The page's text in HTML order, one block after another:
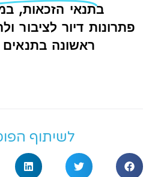
בתנאי הזכאות,
פתרונות דיור לציבור
ראשונה בתנאים
לשיתוף